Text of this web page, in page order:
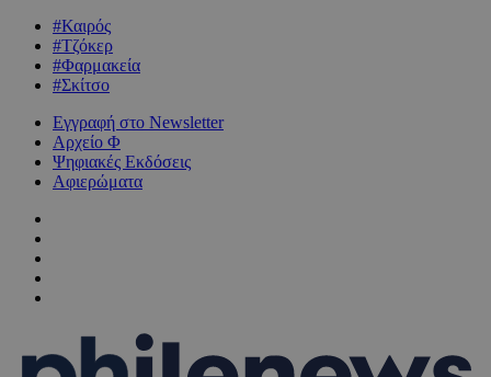
#Καιρός
#Τζόκερ
#Φαρμακεία
#Σκίτσο
Εγγραφή στο Newsletter
Αρχείο Φ
Ψηφιακές Εκδόσεις
Αφιερώματα